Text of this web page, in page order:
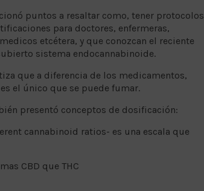
puntos a resaltar como, tener protocolos
para doctores, enfermeras,
etcétera, y que conozcan el reciente
sistema endocannabinoide.
que a diferencia de los medicamentos,
el único que se puede fumar.
presentó conceptos de dosificación:
cannabinoid ratios- es una escala que
CBD que THC